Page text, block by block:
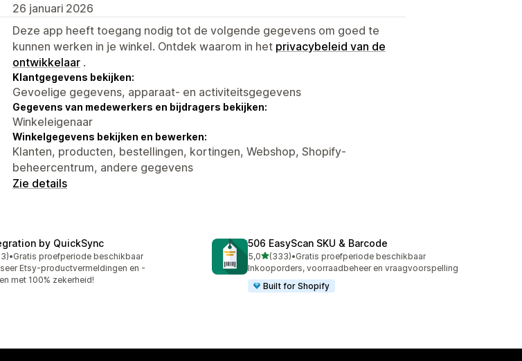
26 januari 2026
Deze app heeft toegang nodig tot de volgende gegevens om goed te
kunnen werken in je winkel. Ontdek waarom in het privacybeleid van de
ontwikkelaar .
Klantgegevens bekijken:
Gevoelige gegevens, apparaat- en activiteitsgegevens
Gegevens van medewerkers en bijdragers bekijken:
Winkeleigenaar
Winkelgegevens bekijken en bewerken:
Klanten, producten, bestellingen, kortingen, Webshop, Shopify-
beheercentrum, andere gegevens
Zie details
by QuickSync
in totaal
•Gratis proefperiode beschikbaar
Etsy-productvermeldingen en -
met 100% zekerheid!
506 EasyScan SKU & Barcode
5,0van 5 sterren
(333)
333 recensies in totaal
•Gratis proefperiode beschikbaar
Inkooporders, voorraadbeheer en vraagvoorspelling
Built for Shopify